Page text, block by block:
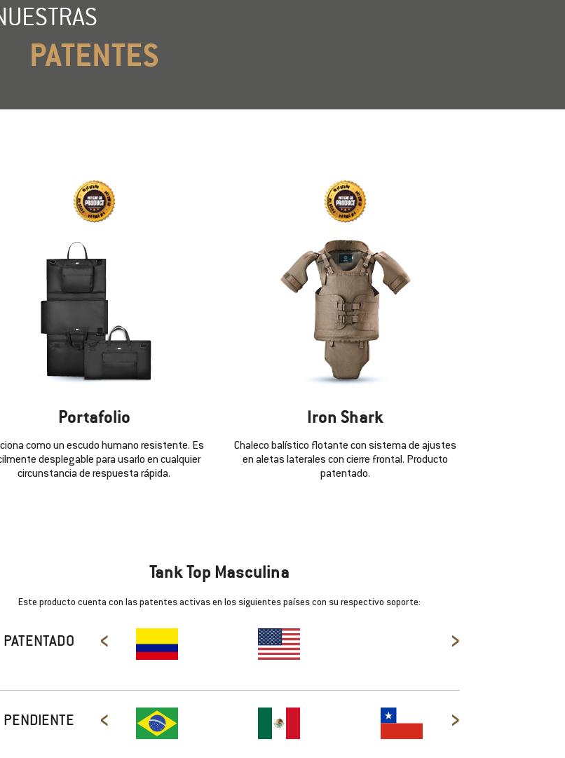
PATENTES
Portafolio
como un escudo humano resistente. Es
desplegable para usarlo en cualquier
circunstancia de respuesta rápida.
Iron Shark
Chaleco balístico flotante con sistema de ajustes
en aletas laterales con cierre frontal. Producto
patentado.
Tank Top Masculina
Este producto cuenta con las patentes activas en los siguientes países con su respectivo soporte:
PATENTADO ‹ ›
PENDIENTE ‹ ›